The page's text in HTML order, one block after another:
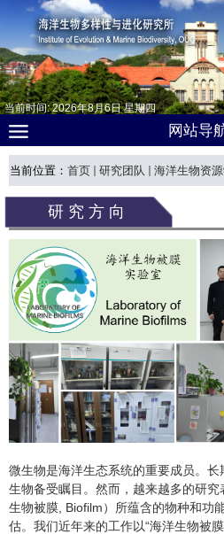
网站导
当前时间:2026年8月6日星期四
当前位置： 首页 研究团队 海洋生物资
研究方向
微生物是海洋生态系统的重要成员。
生物备受瞩目。然而，越来越多的研
生物被膜, Biofilm）所蕴含的物种和功
估。我们近年来的工作以“海洋生物被